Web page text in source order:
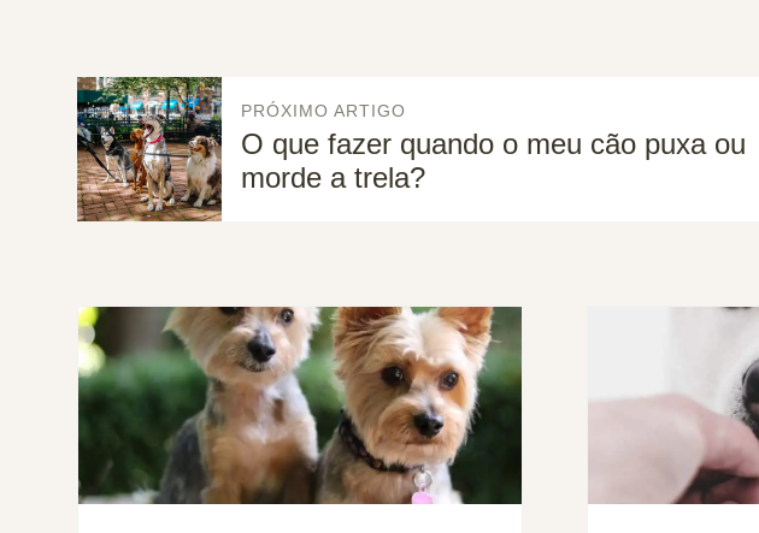
PRÓXIMO ARTIGO
O que fazer quando o meu cão puxa ou
morde a trela?